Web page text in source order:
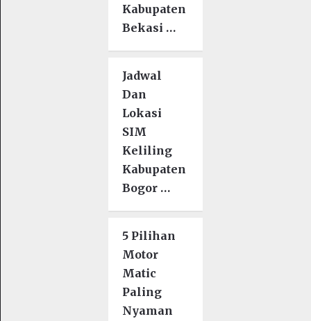
Kabupaten
Bekasi …
Jadwal
Dan
Lokasi
SIM
Keliling
Kabupaten
Bogor …
5 Pilihan
Motor
Matic
Paling
Nyaman